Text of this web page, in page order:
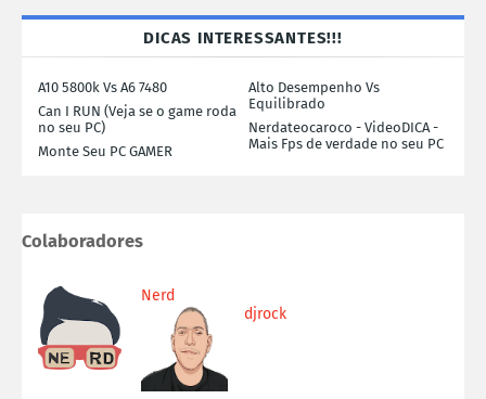
DICAS INTERESSANTES!!!
A10 5800k Vs A6 7480
Alto Desempenho Vs
Equilibrado
Can I RUN (Veja se o game roda
no seu PC)
Nerdateocaroco - VideoDICA -
Mais Fps de verdade no seu PC
Monte Seu PC GAMER
Colaboradores
Nerd
djrock